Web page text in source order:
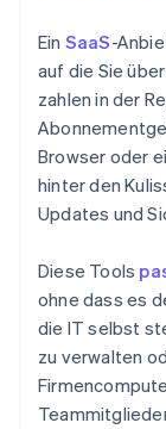
Ein SaaS-
auf die Sie
zahlen in der
Browser oder
hinter den
Updates und
Diese Tools
ohne dass es
die IT selbst
zu verwalten